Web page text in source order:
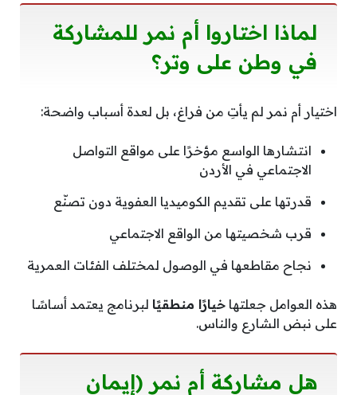
لماذا اختاروا أم نمر للمشاركة
في وطن على وتر؟
اختيار أم نمر لم يأتِ من فراغ، بل لعدة أسباب واضحة:
انتشارها الواسع مؤخرًا على مواقع التواصل
الاجتماعي في الأردن
قدرتها على تقديم الكوميديا العفوية دون تصنّع
قرب شخصيتها من الواقع الاجتماعي
نجاح مقاطعها في الوصول لمختلف الفئات العمرية
هذه العوامل جعلتها خيارًا منطقيًا لبرنامج يعتمد أساسًا
على نبض الشارع والناس.
هل مشاركة أم نمر (إيمان